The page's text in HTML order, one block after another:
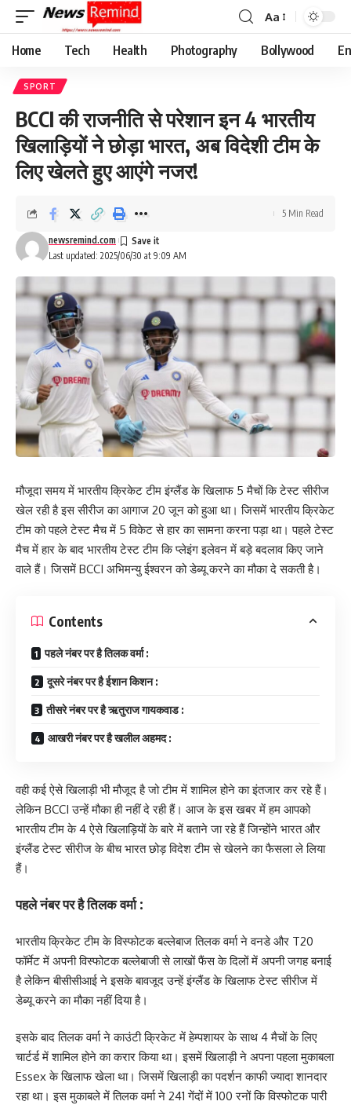
Font
Resizer
Aa
Home Tech Health Photography Bollywood
SPORT
BCCI की राजनीति से परेशान इन 4 भारतीय
खिलाड़ियों ने छोड़ा भारत, अब विदेशी टीम के
लिए खेलते हुए आएंगे नजर!
Last updated: 2025/06/30 at 9:09 AM
newsremind.com
5 Min Read
मौजूदा समय में भारतीय क्रिकेट टीम इंग्लैंड के खिलाफ 5 मैचों कि टेस्ट सीरीज
खेल रही है इस सीरीज का आगाज 20 जून को हुआ था। जिसमें भारतीय क्रिकेट
टीम को पहले टेस्ट मैच में 5 विकेट से हार का सामना करना पड़ा था। पहले टेस्ट
मैच में हार के बाद भारतीय टेस्ट टीम कि प्लेइंग इलेवन में बड़े बदलाव किए जाने
वाले हैं। जिसमें BCCI अभिमन्यु ईश्वरन को डेब्यू करने का मौका दे सकती है।
Contents
पहले नंबर पर है तिलक वर्मा :
दूसरे नंबर पर है ईशान किशन :
तीसरे नंबर पर है ऋतुराज गायकवाड :
आखरी नंबर पर है खलील अहमद :
वही कई ऐसे खिलाड़ी भी मौजूद है जो टीम में शामिल होने का इंतजार कर रहे हैं।
लेकिन BCCI उन्हें मौका ही नहीं दे रही हैं। आज के इस खबर में हम आपको
भारतीय टीम के 4 ऐसे खिलाड़ियों के बारे में बताने जा रहे हैं जिन्होंने भारत और
इंग्लैंड टेस्ट सीरीज के बीच भारत छोड़ विदेश टीम से खेलने का फैसला ले लिया
हैं।
पहले नंबर पर है तिलक वर्मा :
भारतीय क्रिकेट टीम के विस्फोटक बल्लेबाज तिलक वर्मा ने वनडे और T20
फॉर्मेट में अपनी विस्फोटक बल्लेबाजी से लाखों फैंस के दिलों में अपनी जगह बनाई
है लेकिन बीसीसीआई ने इसके बावजूद उन्हें इंग्लैंड के खिलाफ टेस्ट सीरीज में
डेब्यू करने का मौका नहीं दिया है।
इसके बाद तिलक वर्मा ने काउंटी क्रिकेट में हेम्पशायर के साथ 4 मैचों के लिए
चार्टर्ड में शामिल होने का करार किया था। इसमें खिलाड़ी ने अपना पहला मुकाबला
Essex के खिलाफ खेला था। जिसमें खिलाड़ी का पदर्शन काफी ज्यादा शानदार
रहा था। इस मुकाबले में तिलक वर्मा ने 241 गेंदों में 100 रनों कि विस्फोटक पारी